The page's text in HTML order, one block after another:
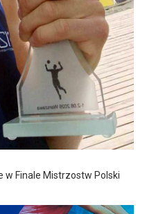
w Finale Mistrzostw Polski